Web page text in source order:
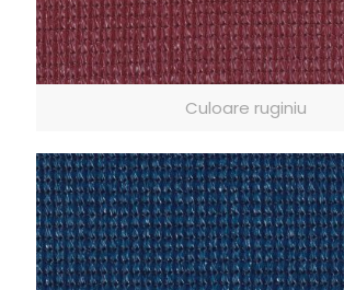
Culoare ruginiu